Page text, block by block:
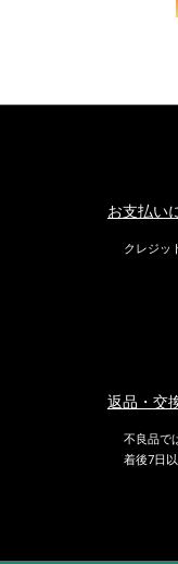
お支払い
クレジッ
返品・交
不良品で
着後7日